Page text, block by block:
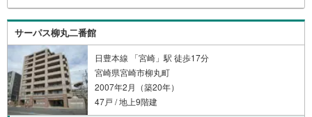
サーパス柳丸二番館
日豊本線 「宮崎」駅 徒歩17分
宮崎県宮崎市柳丸町
2007年2月（築20年）
47戸 / 地上9階建